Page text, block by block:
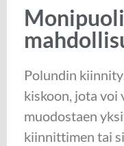
Polundin
kiskoon, jota voi
muodostaen
kiinnittimen tai